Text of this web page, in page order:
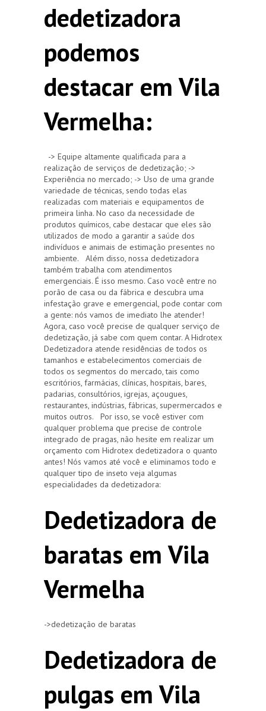
dedetizadora
podemos
destacar em Vila
Vermelha:
-> Equipe altamente qualificada para a
realização de serviços de dedetização; ->
Experiência no mercado; -> Uso de uma grande
variedade de técnicas, sendo todas elas
realizadas com materiais e equipamentos de
primeira linha. No caso da necessidade de
produtos químicos, cabe destacar que eles são
utilizados de modo a garantir a saúde dos
indivíduos e animais de estimação presentes no
ambiente. Além disso, nossa dedetizadora
também trabalha com atendimentos
emergenciais. É isso mesmo. Caso você entre no
porão de casa ou da fábrica e descubra uma
infestação grave e emergencial, pode contar com
a gente: nós vamos de imediato lhe atender!
Agora, caso você precise de qualquer serviço de
dedetização, já sabe com quem contar. A Hidrotex
Dedetizadora atende residências de todos os
tamanhos e estabelecimentos comerciais de
todos os segmentos do mercado, tais como
escritórios, farmácias, clínicas, hospitais, bares,
padarias, consultórios, igrejas, açougues,
restaurantes, indústrias, fábricas, supermercados e
muitos outros. Por isso, se você estiver com
qualquer problema que precise de controle
integrado de pragas, não hesite em realizar um
orçamento com Hidrotex dedetizadora o quanto
antes! Nós vamos até você e eliminamos todo e
qualquer tipo de inseto veja algumas
especialidades da dedetizadora:
Dedetizadora de
baratas em Vila
Vermelha
->dedetização de baratas
Dedetizadora de
pulgas em Vila